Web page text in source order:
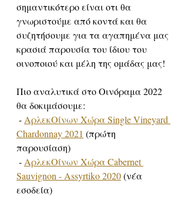
σημαντικότερο είναι οτι θα
γνωριστούμε από κοντά και θα
συζητήσουμε για τα αγαπημένα μας
κρασιά παρουσία του ίδιου του
οινοποιού και μέλη της ομάδας μας!
Πιο αναλυτικά στο Οινόραμα 2022
θα δοκιμάσουμε:
- ΑρλεκΟίνων Χώρα Single Vineyard
Chardonnay 2021 (πρώτη
παρουσίαση)
- ΑρλεκΟίνων Χώρα Cabernet
Sauvignon - Assyrtiko 2020 (νέα
εσοδεία)